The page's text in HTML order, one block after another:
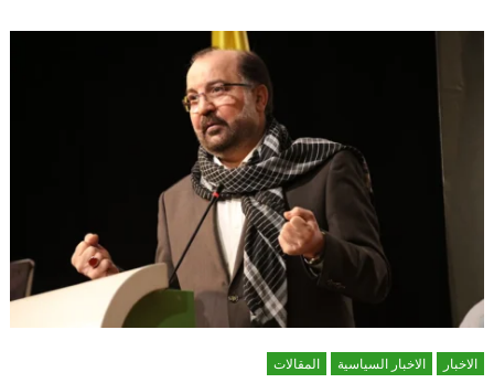
الاخبار الاخبار السياسية المقالات